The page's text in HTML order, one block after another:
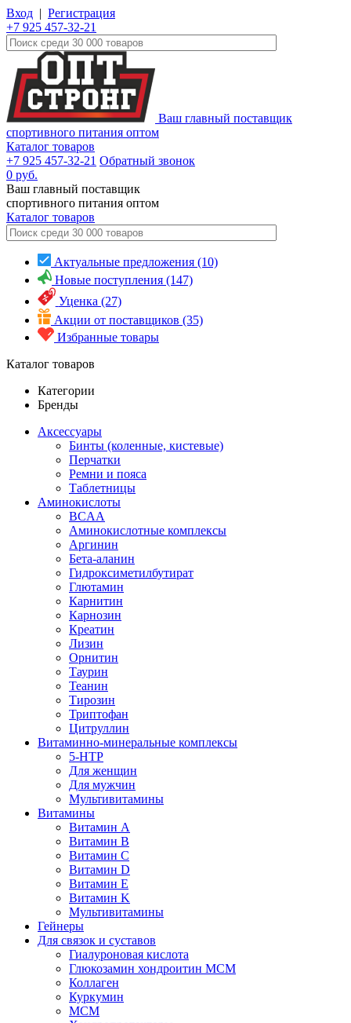
Вход | Регистрация
+7 925 457-32-21
Ваш главный поставщик
спортивного питания оптом
Каталог товаров
+7 925 457-32-21 Обратный звонок
0 руб.
Ваш главный поставщик
спортивного питания оптом
Каталог товаров
Актуальные предложения (10)
Новые поступления (147)
Уценка (27)
Акции от поставщиков (35)
Избранные товары
Каталог товаров
Категории
Бренды
Аксессуары
Бинты (коленные, кистевые)
Перчатки
Ремни и пояса
Таблетницы
Аминокислоты
BCAA
Аминокислотные комплексы
Аргинин
Бета-аланин
Гидроксиметилбутират
Глютамин
Карнитин
Карнозин
Креатин
Лизин
Орнитин
Таурин
Теанин
Тирозин
Триптофан
Цитруллин
Витаминно-минеральные комплексы
5-HTP
Для женщин
Для мужчин
Мультивитамины
Витамины
Витамин A
Витамин B
Витамин C
Витамин D
Витамин E
Витамин K
Мультивитамины
Гейнеры
Для связок и суставов
Гиалуроновая кислота
Глюкозамин хондроитин МСМ
Коллаген
Куркумин
МСМ